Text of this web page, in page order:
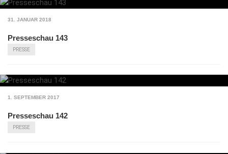
31. JANUAR 2018
Presseschau 143
PRESSE
1. SEPTEMBER 2017
Presseschau 142
PRESSE